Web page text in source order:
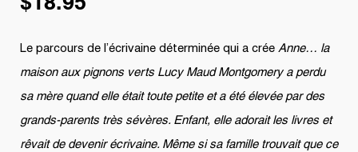
Le parcours de l’écrivaine déterminée qui a crée Anne… la
maison aux pignons verts Lucy Maud Montgomery a perdu
sa mère quand elle était toute petite et a été élevée par des
grands-parents très sévères. Enfant, elle adorait les livres et
rêvait de devenir écrivaine. Même si sa famille trouvait que ce